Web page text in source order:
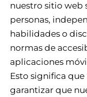
nuestro sitio web
personas,
habilidades o
normas de
aplicaciones
Esto significa
garantizar que